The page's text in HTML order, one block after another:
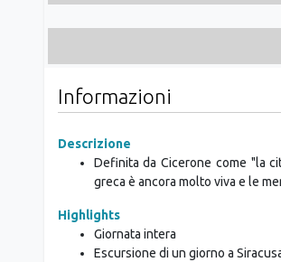
Informazioni
Descrizione
Definita da Cicerone come "la
greca è ancora molto viva e le
Highlights
Giornata intera
Escursione di un giorno a